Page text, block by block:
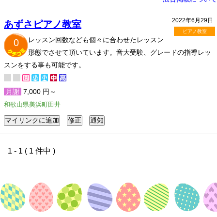
2022年6月29日
ピアノ教室
あずさピアノ教室
0
レッスン回数なども個々に合わせたレッスン
形態でさせて頂いています。音大受験、グレードの指導レッ
スンをする事も可能です。
月謝 7,000 円～
和歌山県美浜町田井
1 - 1 ( 1 件中 )